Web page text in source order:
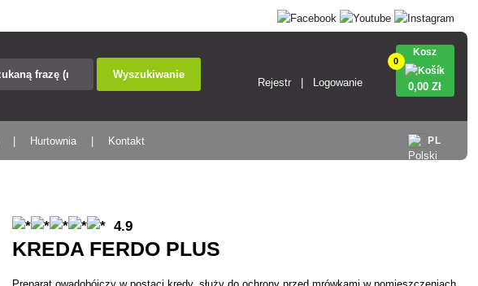
Wyszukiwanie
Rejestr Logowanie
0
Kosz
0,00 Zł
PL
Hurtownia Kontakt
4.9
KREDA FERDO PLUS